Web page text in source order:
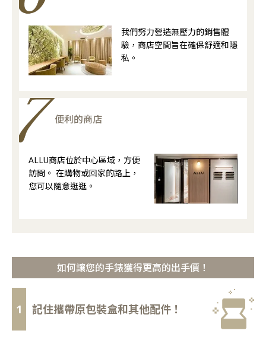
我們努力營造無壓力的銷售體
驗，商店空間旨在確保舒適和隱
私。
便利的商店
ALLU商店位於中心區域，方便
訪問。 在購物或回家的路上，
您可以隨意逛逛。
如何讓您的手錶獲得更高的出手價！
1 記住攜帶原包裝盒和其他配件！